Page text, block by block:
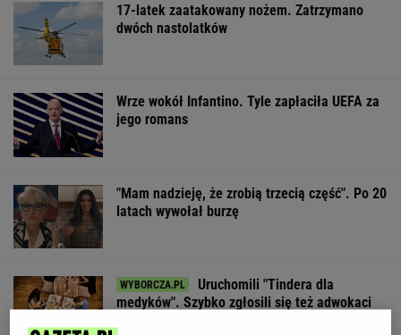
17-latek zaatakowany nożem. Zatrzymano
dwóch nastolatków
Wrze wokół Infantino. Tyle zapłaciła UEFA za
jego romans
"Mam nadzieję, że zrobią trzecią część". Po 20
latach wywołał burzę
Uruchomili "Tindera dla
medyków". Szybko zgłosili się też adwokaci
SUBSKRYPCJA